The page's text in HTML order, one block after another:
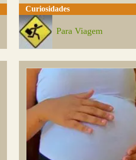
Curiosidades
Para Viagem